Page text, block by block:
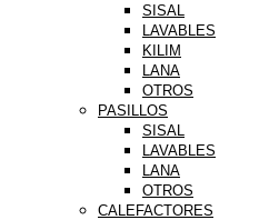
SISAL
LAVABLES
KILIM
LANA
OTROS
PASILLOS
SISAL
LAVABLES
LANA
OTROS
CALEFACTORES